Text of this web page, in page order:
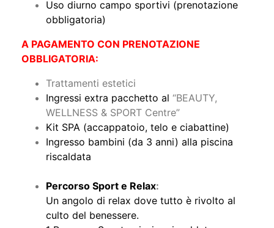
Uso diurno campo sportivi (prenotazione
obbligatoria)
A PAGAMENTO CON PRENOTAZIONE
OBBLIGATORIA:
Trattamenti estetici
Ingressi extra pacchetto al “BEAUTY,
WELLNESS & SPORT Centre”
Kit SPA (accappatoio, telo e ciabattine)
Ingresso bambini (da 3 anni) alla piscina
riscaldata
Percorso Sport e Relax:
Un angolo di relax dove tutto è rivolto al
culto del benessere.